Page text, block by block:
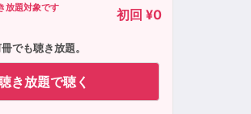
放題対象です 初回 ¥0
でも聴き放題。
き放題で聴く